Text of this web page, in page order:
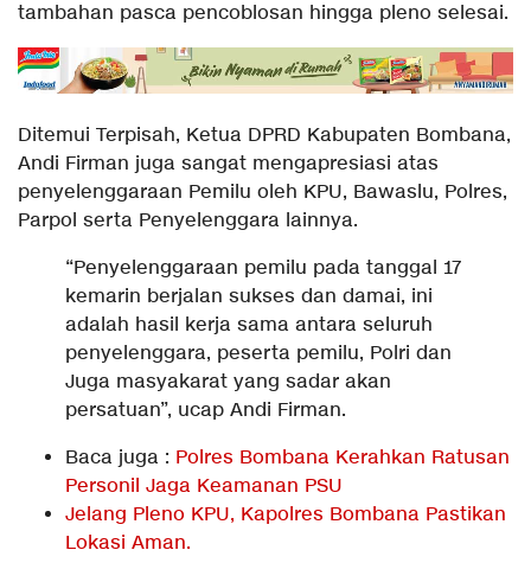
tambahan pasca pencoblosan hingga pleno selesai.
Ditemui Terpisah, Ketua DPRD Kabupaten Bombana,
Andi Firman juga sangat mengapresiasi atas
penyelenggaraan Pemilu oleh KPU, Bawaslu, Polres,
Parpol serta Penyelenggara lainnya.
“Penyelenggaraan pemilu pada tanggal 17
kemarin berjalan sukses dan damai, ini
adalah hasil kerja sama antara seluruh
penyelenggara, peserta pemilu, Polri dan
Juga masyakarat yang sadar akan
persatuan”, ucap Andi Firman.
Baca juga : Polres Bombana Kerahkan Ratusan
Personil Jaga Keamanan PSU
Jelang Pleno KPU, Kapolres Bombana Pastikan
Lokasi Aman.